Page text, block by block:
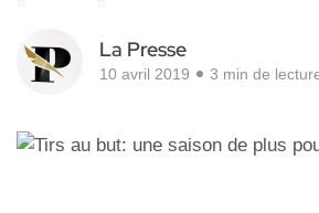
La Presse
10 avril 2019 3 min de